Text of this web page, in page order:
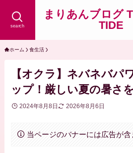
まりあんブログ
TIDE
search
ホーム 食生活
【オクラ】ネバネバパ
ップ！厳しい夏の暑さ
2024年8月8日 2026年8月6日
当ページのバナーには広告が含